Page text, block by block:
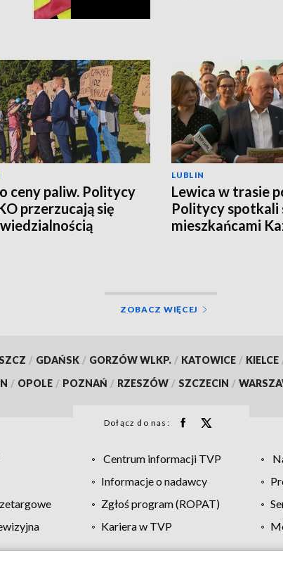
ceny paliw. Politycy
przerzucają się
LUBLIN
Lewica w trasie
Politycy spotkali
mieszkańcami
ZOBACZ WIĘCEJ
/ GDAŃSK / GORZÓW WLKP. / KATOWICE / KIELCE
/ OPOLE / POZNAŃ / RZESZÓW / SZCZECIN /
Dołącz do nas:
Centrum informacji TVP
Informacje o nadawcy
Zgłoś program (ROPAT)
Kariera w TVP